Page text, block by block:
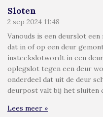
Sloten
2 sep 2024 11:48
Vanouds is een deurslot een
dat in of op een deur
insteekslotwordt in een
oplegslot tegen een deur
onderdeel dat uit de deur
deurpost valt bij het sluiten
Lees meer »